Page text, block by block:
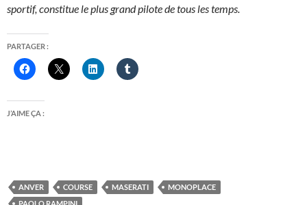
sportif, constitue le plus grand pilote de tous les temps.
PARTAGER :
J’AIME ÇA :
ANVER COURSE MASERATI
MONOPLACE